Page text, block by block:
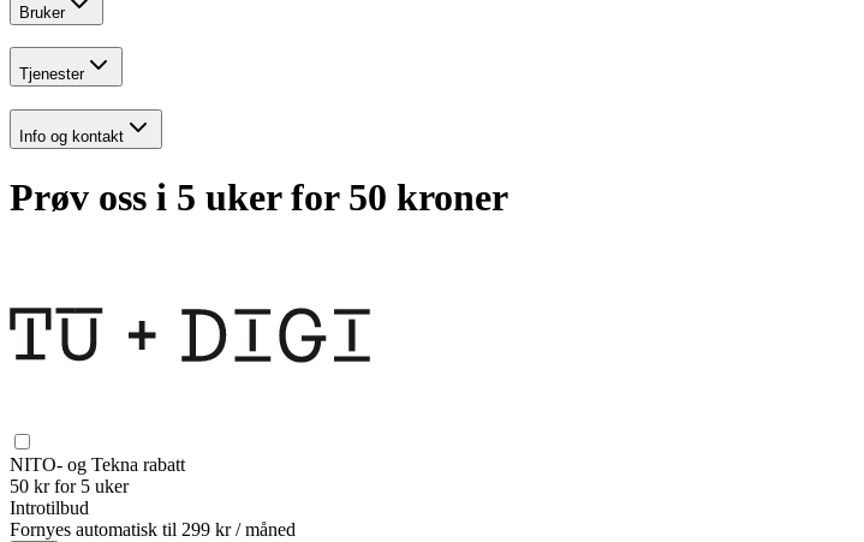
Bruker
Tjenester
Info og kontakt
Prøv oss i 5 uker for 50 kroner
NITO- og Tekna rabatt
50 kr for 5 uker
Introtilbud
Fornyes automatisk til 299 kr / måned